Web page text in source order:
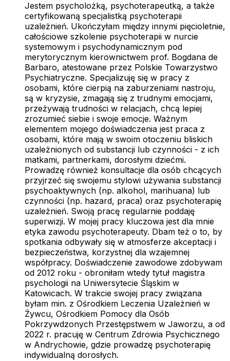
Jestem psycholożką, psychoterapeutką, a także
certyfikowaną specjalistką psychoterapii
uzależnień. Ukończyłam między innymi pięcioletnie,
całościowe szkolenie psychoterapii w nurcie
systemowym i psychodynamicznym pod
merytorycznym kierownictwem prof. Bogdana de
Barbaro, atestowane przez Polskie Towarzystwo
Psychiatryczne. Specjalizuję się w pracy z
osobami, które cierpią na zaburzeniami nastroju,
są w kryzysie, zmagają się z trudnymi emocjami,
przeżywają trudności w relacjach, chcą lepiej
zrozumieć siebie i swoje emocje. Ważnym
elementem mojego doświadczenia jest praca z
osobami, które mają w swoim otoczeniu bliskich
uzależnionych od substancji lub czynności - z ich
matkami, partnerkami, dorosłymi dziećmi.
Prowadzę również konsultacje dla osób chcących
przyjrzeć się swojemu stylowi używania substancji
psychoaktywnych (np. alkohol, marihuana) lub
czynności (np. hazard, praca) oraz psychoterapię
uzależnień. Swoją pracę regularnie poddaję
superwizji. W mojej pracy kluczowa jest dla mnie
etyka zawodu psychoterapeuty. Dbam też o to, by
spotkania odbywały się w atmosferze akceptacji i
bezpieczeństwa, korzystnej dla wzajemnej
współpracy. Doświadczenie zawodowe zdobywam
od 2012 roku - obroniłam wtedy tytuł magistra
psychologii na Uniwersytecie Śląskim w
Katowicach. W trakcie swojej pracy związana
byłam min. z Ośrodkiem Leczenia Uzależnień w
Żywcu, Ośrodkiem Pomocy dla Osób
Pokrzywdzonych Przestępstwem w Jaworzu, a od
2022 r. pracuję w Centrum Zdrowia Psychicznego
w Andrychowie, gdzie prowadzę psychoterapię
indywidualną dorosłych.